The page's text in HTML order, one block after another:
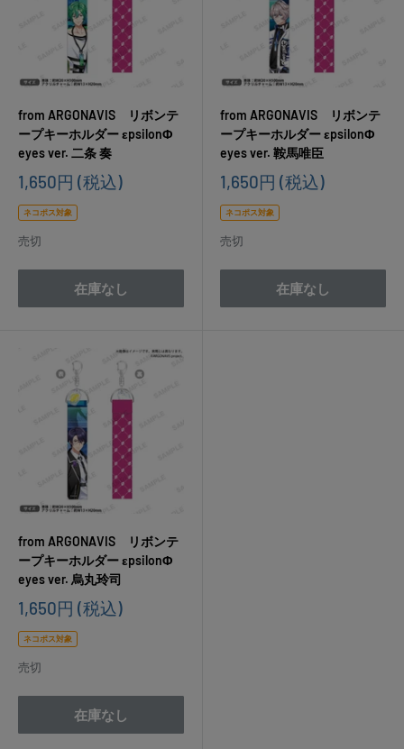
from ARGONAVIS リボンテ
ープキーホルダー εpsilonΦ
eyes ver. 二条 奏
販
価
格
1,650円 (税込)
ネコポス対象
売切
在庫なし
from ARGONAVIS リボンテ
ープキーホルダー εpsilonΦ
eyes ver. 鞍馬唯臣
販
価
格
1,650円 (税込)
ネコポス対象
売切
在庫なし
from ARGONAVIS リボンテ
ープキーホルダー εpsilonΦ
eyes ver. 烏丸玲司
販
価
格
1,650円 (税込)
ネコポス対象
売切
在庫なし